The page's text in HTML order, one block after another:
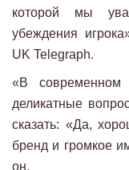
которой мы
убеждения
UK Telegraph.
«В современном
деликатные
сказать: «Да,
бренд и громкое
он.